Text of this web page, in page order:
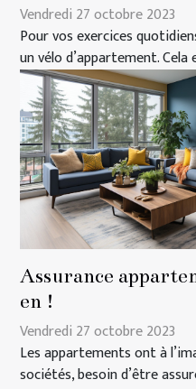
Vendredi 27 octobre 2023
Pour vos exercices
un vélo d’appartement. Cela
Assurance
en !
Vendredi 27 octobre 2023
Les appartements ont à
sociétés, besoin d’être